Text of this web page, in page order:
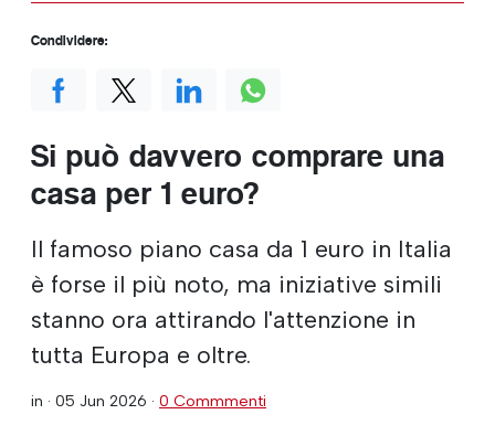
Si può davvero comprare una
casa per 1 euro?
Il famoso piano casa da 1 euro in Italia
è forse il più noto, ma iniziative simili
stanno ora attirando l'attenzione in
tutta Europa e oltre.
in · 05 Jun 2026 · 0 Commmenti
Condividere: